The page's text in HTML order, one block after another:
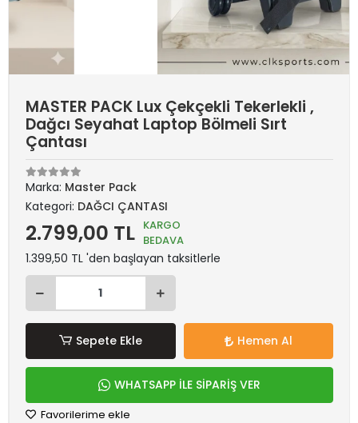
MASTER PACK Lux Çekçekli Tekerlekli ,
Dağcı Seyahat Laptop Bölmeli Sırt
Çantası
Marka: Master Pack
Kategori: DAĞCI ÇANTASI
2.799,00 TL KARGO
BEDAVA
1.399,50 TL 'den başlayan taksitlerle
Sepete Ekle Hemen Al
WHATSAPP İLE SİPARİŞ VER
Favorilerime ekle